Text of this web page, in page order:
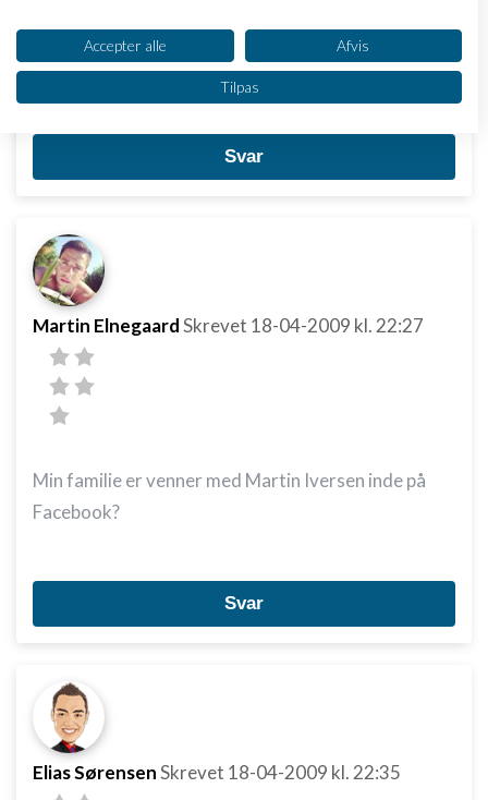
langt væk fra hvadHr. Iversen foretager sig af
diverse midler.
Svar
Martin ElnegaardSkrevet 18-04-2009 kl. 22:27
Min familie er venner med Martin Iversen inde på
Facebook?
Svar
Elias SørensenSkrevet 18-04-2009 kl. 22:35
Se partnerliste (2 IAB-leverandører)
Vi bruger dine data til følgende formål:
IAB's behandlingsformål:
Opbevare og/eller tilgå oplysninger på en
Oprette profiler til tilpasset annoncering
Bruge profiler til at vælge tilpasset
annoncering
Oprette profiler for at tilpasse indhold
Bruge profiler til at vælge tilpasset indhold
Måle indholdseffektivitet
kilder
Udvikle og forbedre tjenester
indhold
IAB Special Features:
Bruge præcise geografiske
placeringsoplysninger
Accepter alle Afvis
Tilpas